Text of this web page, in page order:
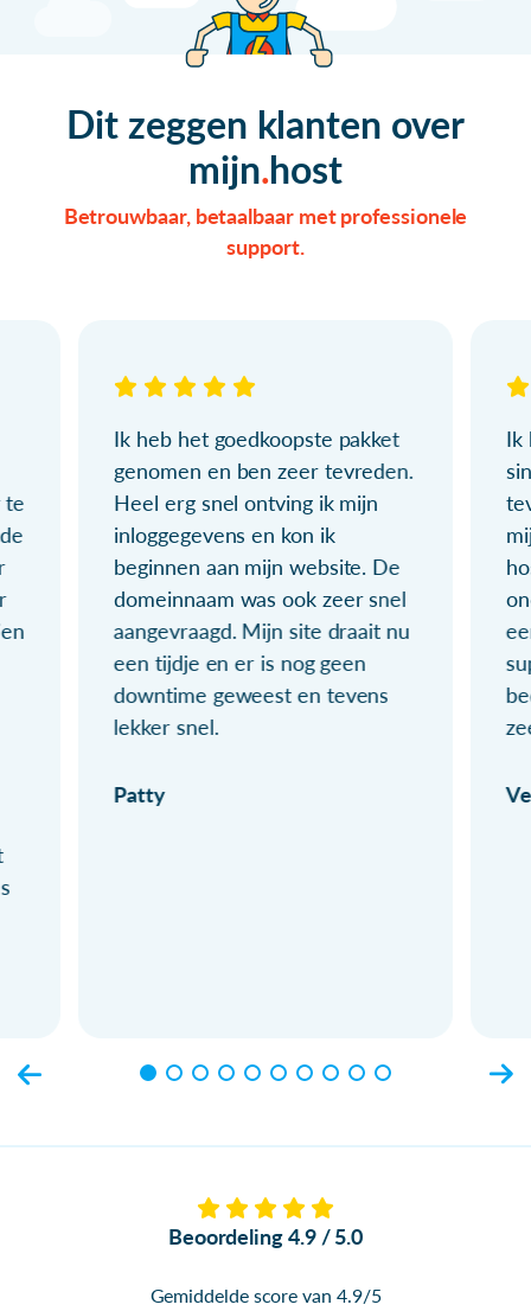
Dit zeggen klanten over
mijn host
Betrouwbaar, betaalbaar met professionele
support.
te
Ik heb het goedkoopste pakket
genomen en ben zeer tevreden.
Heel erg snel ontving ik mijn
inloggegevens en kon ik
beginnen aan mijn website. De
domeinnaam was ook zeer snel
aangevraagd. Mijn site draait nu
een tijdje en er is nog geen
downtime geweest en tevens
lekker snel.
Patty
Ik
Beoordeling 4.9 / 5.0
Gemiddelde score van 4.9/5